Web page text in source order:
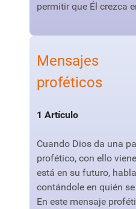
permitir que Él crezca
Mensajes
proféticos
1 Artículo
Cuando Dios da una
profético, con ello
está en su futuro,
contándole en quién
En este mensaje